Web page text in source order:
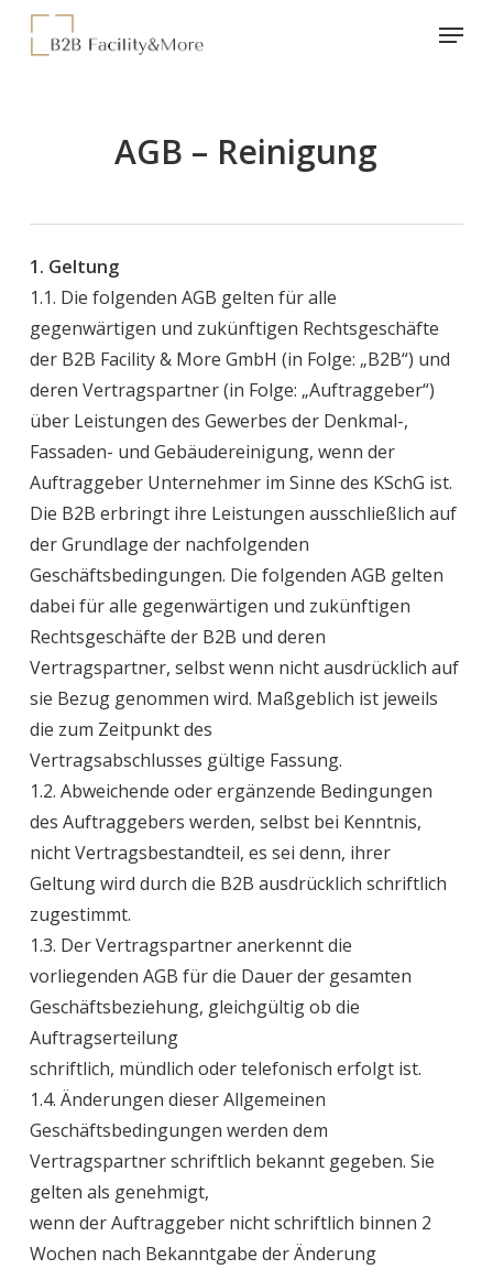
Skip
Menu
AGB – Reinigung
1. Geltung
1.1. Die folgenden AGB gelten für alle
gegenwärtigen und zukünftigen Rechtsgeschäfte
der B2B Facility & More GmbH (in Folge: „B2B“) und
deren Vertragspartner (in Folge: „Auftraggeber“)
über Leistungen des Gewerbes der Denkmal-,
Fassaden- und Gebäudereinigung, wenn der
Auftraggeber Unternehmer im Sinne des KSchG ist.
Die B2B erbringt ihre Leistungen ausschließlich auf
der Grundlage der nachfolgenden
Geschäftsbedingungen. Die folgenden AGB gelten
dabei für alle gegenwärtigen und zukünftigen
Rechtsgeschäfte der B2B und deren
Vertragspartner, selbst wenn nicht ausdrücklich auf
sie Bezug genommen wird. Maßgeblich ist jeweils
die zum Zeitpunkt des
Vertragsabschlusses gültige Fassung.
1.2. Abweichende oder ergänzende Bedingungen
des Auftraggebers werden, selbst bei Kenntnis,
nicht Vertragsbestandteil, es sei denn, ihrer
Geltung wird durch die B2B ausdrücklich schriftlich
zugestimmt.
1.3. Der Vertragspartner anerkennt die
vorliegenden AGB für die Dauer der gesamten
Geschäftsbeziehung, gleichgültig ob die
Auftragserteilung
schriftlich, mündlich oder telefonisch erfolgt ist.
1.4. Änderungen dieser Allgemeinen
Geschäftsbedingungen werden dem
Vertragspartner schriftlich bekannt gegeben. Sie
gelten als genehmigt,
wenn der Auftraggeber nicht schriftlich binnen 2
Wochen nach Bekanntgabe der Änderung